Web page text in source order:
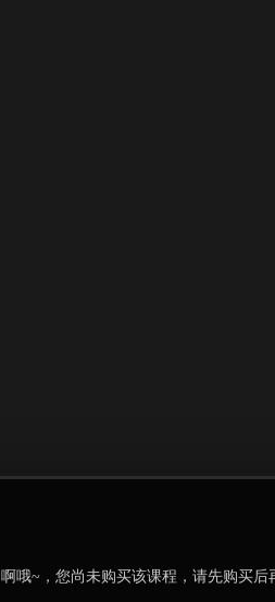
啊哦~，您尚未购买该课程，请先购买后